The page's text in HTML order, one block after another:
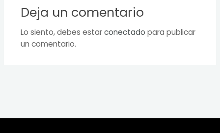
Deja un comentario
Lo siento, debes estarconectado para publicar
un comentario.